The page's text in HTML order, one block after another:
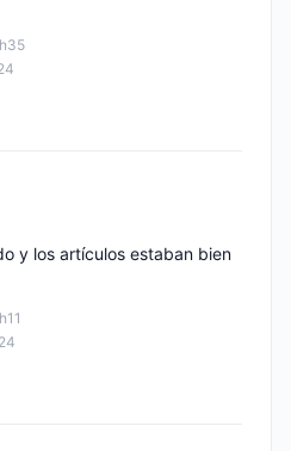
y los artículos estaban bien